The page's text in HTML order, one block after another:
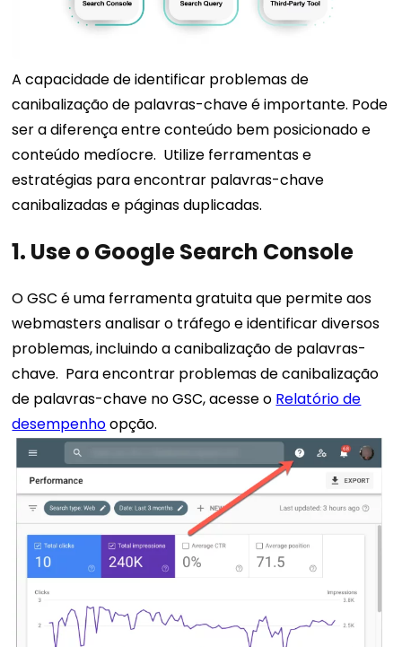
A capacidade de identificar problemas de
canibalização de palavras-chave é importante. Pode
ser a diferença entre conteúdo bem posicionado e
conteúdo medíocre. Utilize ferramentas e
estratégias para encontrar palavras-chave
canibalizadas e páginas duplicadas.
1. Use o Google Search Console
O GSC é uma ferramenta gratuita que permite aos
webmasters analisar o tráfego e identificar diversos
problemas, incluindo a canibalização de palavras-
chave. Para encontrar problemas de canibalização
de palavras-chave no GSC, acesse o Relatório de
desempenhoopção.